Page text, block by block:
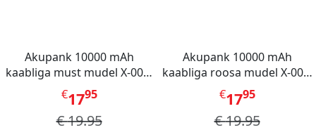
Akupank 10000 mAh
kaabliga must mudel X-001,
Mini Berry
€1795
€19.95
Akupank 10000 mAh
kaabliga roosa mudel X-001,
Mini Berry
€1795
€19.95